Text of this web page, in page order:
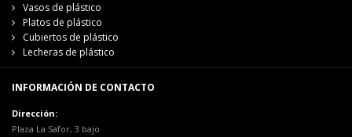
Vasos de plástico
Platos de plástico
Cubiertos de plástico
Lecheras de plástico
INFORMACIÓN DE CONTACTO
Dirección:
Plaza La Safor, 3 bajo